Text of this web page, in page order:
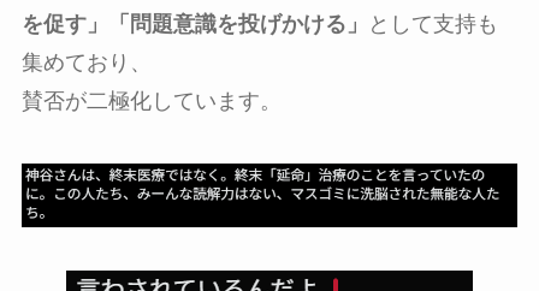
を促す」「問題意識を投げかける」
として支持も
集めており、
賛否が二極化しています。